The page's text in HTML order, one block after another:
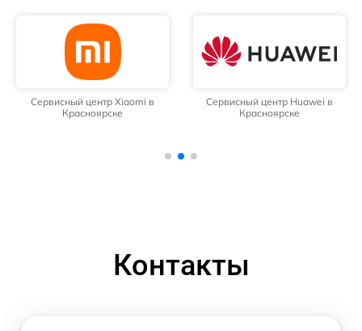
Сервисный центр Xiaomi в
Красноярске
Сервисный центр Huawei в
Красноярске
Контакты